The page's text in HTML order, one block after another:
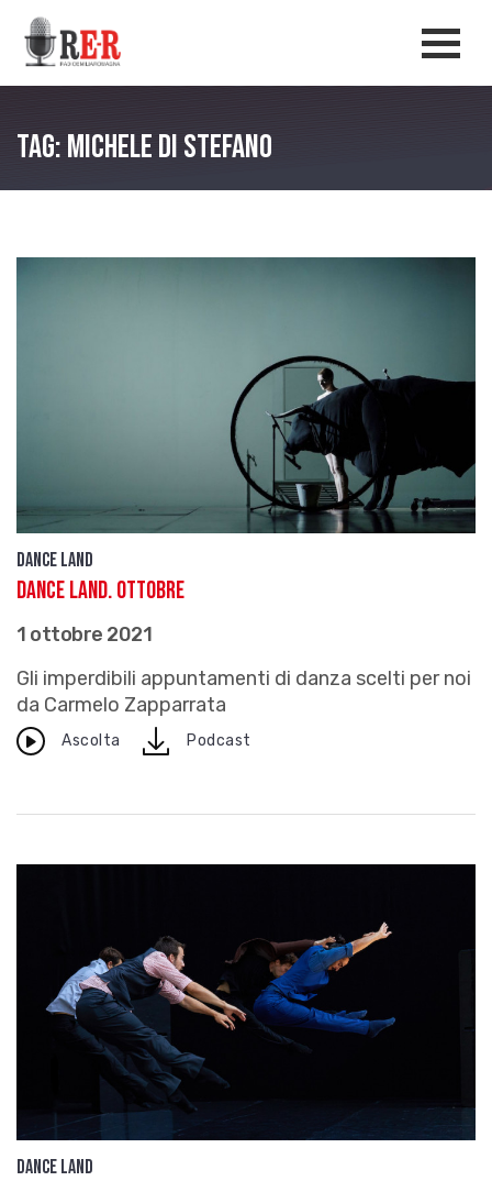
Salta al contenuto principale
Tag: Michele di stefano
Dance Land
Dance Land. Ottobre
1 ottobre 2021
Gli imperdibili appuntamenti di danza scelti per noi
da Carmelo Zapparrata
Ascolta downloadPodcast
Dance Land